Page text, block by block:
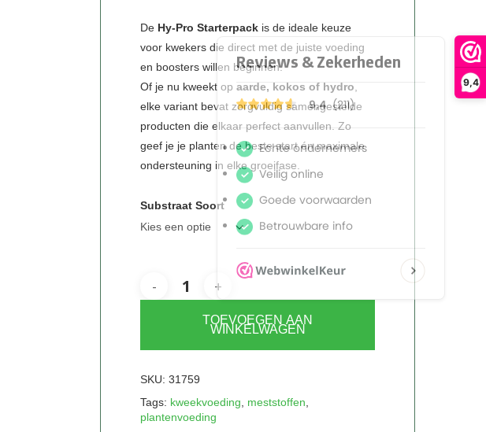
9,4
tot
€43,50
De Hy-Pro Starterpack is de ideale keuze
voor kwekers die direct met de juiste voeding
en boosters willen beginnen.
Of je nu kweekt op aarde, kokos of hydro
elke variant bevat zorgvuldig samengestelde
producten die elkaar perfect aanvullen. Zo
geef je je planten de beste start én maximale
ondersteuning in elke groeifase.
Substraat Soort
TOEVOEGEN AAN
WINKELWAGEN
SKU: 31759
Tags: kweekvoeding meststoffen
plantenvoeding